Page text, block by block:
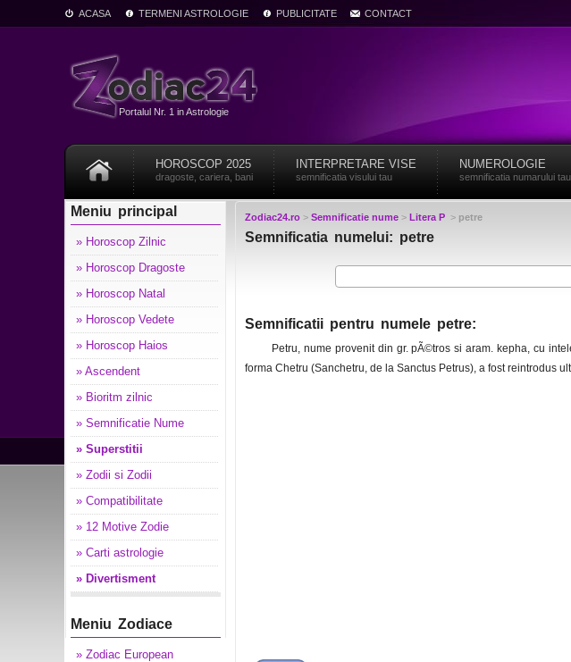
ACASA TERMENI ASTROLOGIE PUBLICITATE CONTACT
Portalul Nr. 1 in Astrologie
HOROSCOP 2025
dragoste, cariera, bani
INTERPRETARE VISE
semnificatia visului tau
NUMEROLOGIE
semnificatia numarului tau
Meniu principal
» Horoscop Zilnic
» Horoscop Dragoste
» Horoscop Natal
» Horoscop Vedete
» Horoscop Haios
» Ascendent
» Bioritm zilnic
» Semnificatie Nume
» Superstitii
» Zodii si Zodii
» Compatibilitate
» 12 Motive Zodie
» Carti astrologie
» Divertisment
Meniu Zodiace
» Zodiac European
Zodiac24.ro > Semnificatie nume > Litera P > petre
Semnificatia numelui: petre
Semnificatii pentru numele petre:
Petru, nume provenit din gr. pÃ©tros si aram. kepha, cu
forma Chetru (Sanchetru, de la Sanctus Petrus), a fost reintrodus